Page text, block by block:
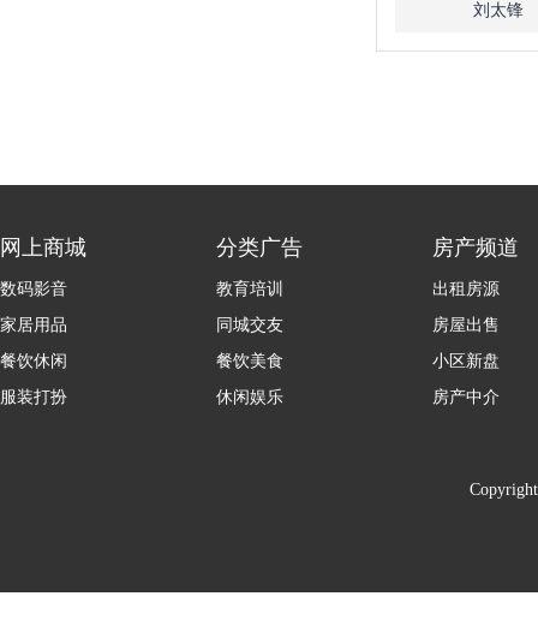
刘太锋
网上商城
数码影音
家居用品
餐饮休闲
服装打扮
分类广告
教育培训
同城交友
餐饮美食
休闲娱乐
房产频道
出租房源
房屋出售
小区新盘
房产中介